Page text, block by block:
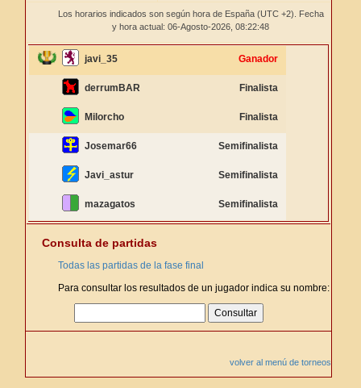
Los horarios indicados son según hora de España (UTC +2). Fecha
y hora actual: 06-Agosto-2026, 08:22:48
javi_35 Ganador
derrumBAR Finalista
Milorcho Finalista
Josemar66 Semifinalista
Javi_astur Semifinalista
mazagatos Semifinalista
Consulta de partidas
Todas las partidas de la fase final
Para consultar los resultados de un jugador indica su nombre:
volver al menú de torneos